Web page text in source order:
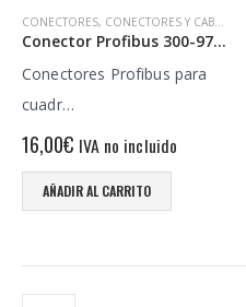
CONECTORES, CONECTORES Y CABLES
Conector Profibus 300-972-BB1000
Conectores Profibus para
cuadr…
16,00€ IVA no incluido
AÑADIR AL CARRITO